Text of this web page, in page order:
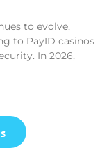
to evolve,
to PayID casinos
In 2026,